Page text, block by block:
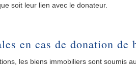
soit leur lien avec le donateur.
en cas de donation
les biens immobiliers sont soumis